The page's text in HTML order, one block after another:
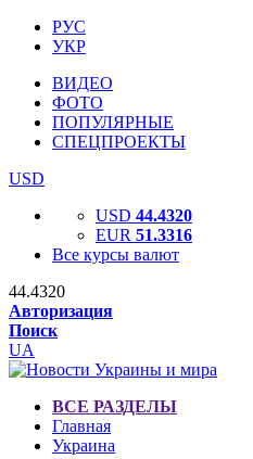
РУС
УКР
ВИДЕО
ФОТО
ПОПУЛЯРНЫЕ
СПЕЦПРОЕКТЫ
USD
USD 44.4320
EUR 51.3316
Все курсы валют
44.4320
Авторизация
Поиск
UA
ВСЕ РАЗДЕЛЫ
Главная
Украина